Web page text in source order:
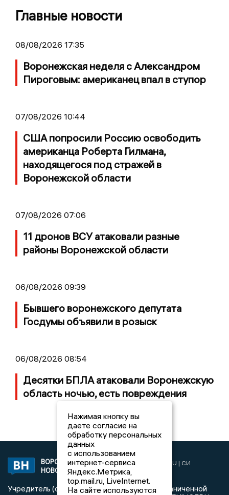
Главные новости
08/08/2026 17:35
Воронежская неделя с Александром
Пироговым: американец впал в ступор
07/08/2026 10:44
США попросили Россию освободить
американца Роберта Гилмана,
находящегося под стражей в
Воронежской области
07/08/2026 07:06
11 дронов ВСУ атаковали разные
районы Воронежской области
06/08/2026 09:39
Бывшего воронежского депутата
Госдумы объявили в розыск
06/08/2026 08:54
Десятки БПЛА атаковали Воронежскую
область ночью, есть повреждения
ВОРОНЕЖСКИЕ
НОВОСТИ
2019 © VORONEZHNEWS.RU | СИ
«Воронежские новости»
Учредитель (соучредители): Общество с ограниченной
Нажимая кнопку вы
даете согласие на
обработку персональных
данных
с использованием
интернет-сервиса
Яндекс.Метрика,
top.mail.ru, LiveInternet.
На сайте используются